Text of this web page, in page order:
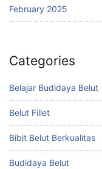
February 2025
Categories
Belajar Budidaya Belut
Belut Fillet
Bibit Belut Berkualitas
Budidaya Belut